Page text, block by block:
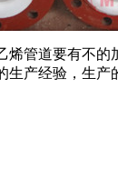
道要有不的
产经验，生